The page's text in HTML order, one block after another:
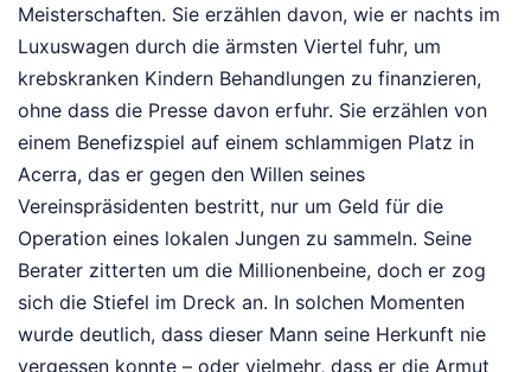
Meisterschaften. Sie erzählen davon, wie er nachts im
Luxuswagen durch die ärmsten Viertel fuhr, um
krebskranken Kindern Behandlungen zu finanzieren,
ohne dass die Presse davon erfuhr. Sie erzählen von
einem Benefizspiel auf einem schlammigen Platz in
Acerra, das er gegen den Willen seines
Vereinspräsidenten bestritt, nur um Geld für die
Operation eines lokalen Jungen zu sammeln. Seine
Berater zitterten um die Millionenbeine, doch er zog
sich die Stiefel im Dreck an. In solchen Momenten
wurde deutlich, dass dieser Mann seine Herkunft nie
vergessen konnte – oder vielmehr, dass er die Armut